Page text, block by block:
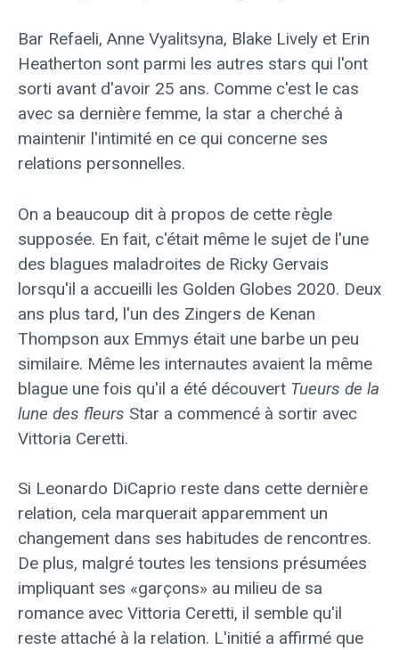
Bar Refaeli, Anne Vyalitsyna, Blake Lively et Erin
Heatherton sont parmi les autres stars qui l'ont
sorti avant d'avoir 25 ans. Comme c'est le cas
avec sa dernière femme, la star a cherché à
maintenir l'intimité en ce qui concerne ses
relations personnelles.
On a beaucoup dit à propos de cette règle
supposée. En fait, c'était même le sujet de l'une
des blagues maladroites de Ricky Gervais
lorsqu'il a accueilli les Golden Globes 2020. Deux
ans plus tard, l'un des Zingers de Kenan
Thompson aux Emmys était une barbe un peu
similaire. Même les internautes avaient la même
blague une fois qu'il a été découvert Tueurs de la
lune des fleurs Star a commencé à sortir avec
Vittoria Ceretti.
Si Leonardo DiCaprio reste dans cette dernière
relation, cela marquerait apparemment un
changement dans ses habitudes de rencontres.
De plus, malgré toutes les tensions présumées
impliquant ses «garçons» au milieu de sa
romance avec Vittoria Ceretti, il semble qu'il
reste attaché à la relation. L'initié a affirmé que